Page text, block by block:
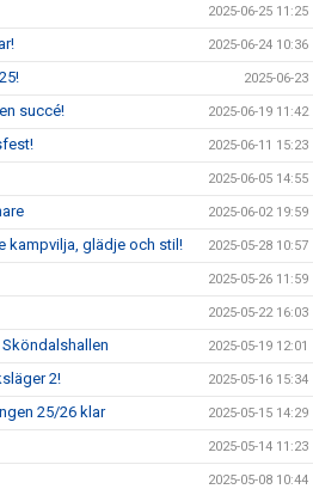
2025-06-25 11:25
2025-06-24 10:36
2025-06-23
succé! 2025-06-19 11:42
2025-06-11 15:23
2025-06-05 14:55
2025-06-02 19:59
kampvilja, glädje och stil! 2025-05-28 10:57
2025-05-26 11:59
2025-05-22 16:03
2025-05-19 12:01
2! 2025-05-16 15:34
25/26 klar 2025-05-15 14:29
2025-05-14 11:23
2025-05-08 10:44